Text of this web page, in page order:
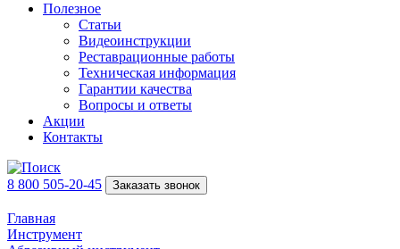
Полезное
Статьи
Видеоинструкции
Реставрационные работы
Техническая информация
Гарантии качества
Вопросы и ответы
Акции
Контакты
8 800 505-20-45 Заказать звонок
Главная
Инструмент